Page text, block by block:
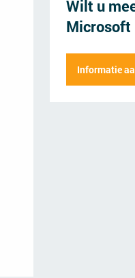
Wilt u
Microsoft
Informatie